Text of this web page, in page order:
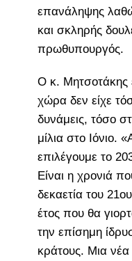
επανάληψης
και σκληρής
πρωθυπουργός.
Ο κ. Μητσοτάκης
χώρα δεν είχε
δυνάμεις, τόσο
μίλια στο Ιόνιο.
επιλέγουμε το
Είναι η χρονιά
δεκαετία του
έτος που θα
την επίσημη
κράτους. Μια